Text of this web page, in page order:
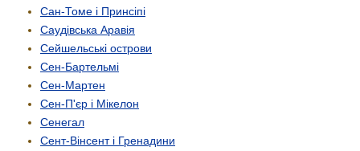
Сан-Томе і Принсіпі
Саудівська Аравія
Сейшельські острови
Сен-Бартельмі
Сен-Мартен
Сен-П'єр і Мікелон
Сенегал
Сент-Вінсент і Гренадини